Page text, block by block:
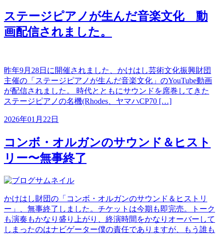
ステージピアノが生んだ音楽文化 動
画配信されました。
昨年9月28日に開催されました、かけはし芸術文化振興財団
主催の「ステージピアノが生んだ音楽文化」のYouTube動画
が配信されました。 時代とともにサウンドを席巻してきた
ステージピアノの名機(Rhodes、ヤマハCP70 […]
2026年01月22日
コンボ・オルガンのサウンド＆ヒスト
リー〜無事終了
かけはし財団の「コンボ・オルガンのサウンド＆ヒストリ
ー」、無事終了しました。チケットは今期も即完売。トーク
も演奏もかなり盛り上がり、終演時間をかなりオーバーして
しまったのはナビゲーター僕の責任でありますが、もう誰も